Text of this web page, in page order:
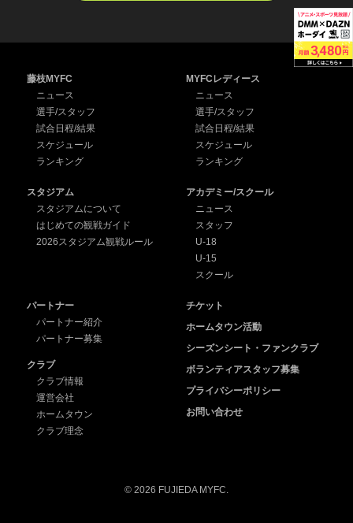
藤枝MYFC
ニュース
選手/スタッフ
試合日程/結果
スケジュール
ランキング
MYFCレディース
ニュース
選手/スタッフ
試合日程/結果
スケジュール
ランキング
スタジアム
スタジアムについて
はじめての観戦ガイド
2026スタジアム観戦ルール
アカデミー/スクール
ニュース
スタッフ
U-18
U-15
スクール
パートナー
パートナー紹介
パートナー募集
クラブ
クラブ情報
運営会社
ホームタウン
クラブ理念
チケット
ホームタウン活動
シーズンシート・ファンクラブ
ボランティアスタッフ募集
プライバシーポリシー
お問い合わせ
© 2026 FUJIEDA MYFC.